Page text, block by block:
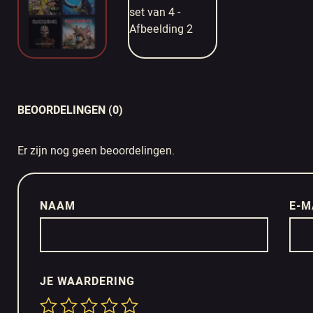
BEOORDELINGEN (0)
Er zijn nog geen beoordelingen.
JE WAARDERING
NAAM E-